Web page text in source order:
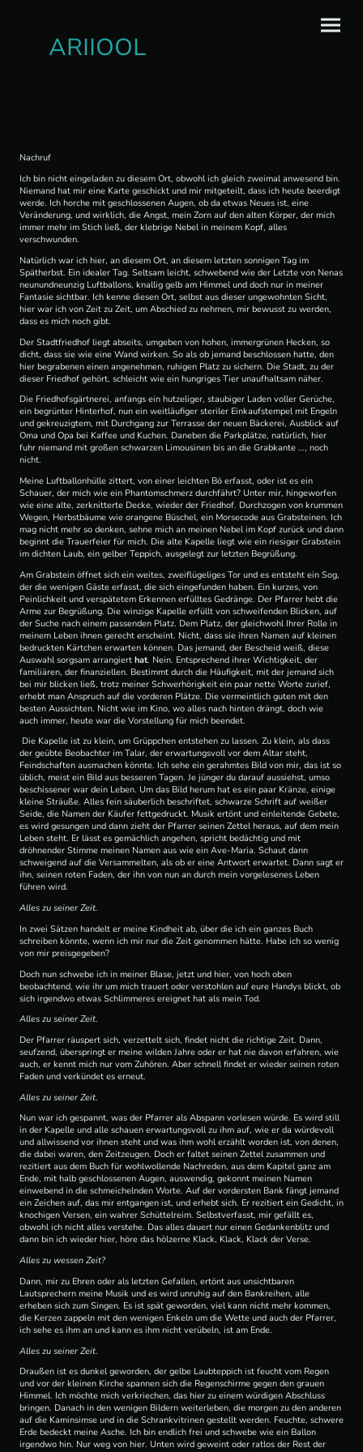
ARIIOOL
Nachruf
Ich bin nicht eingeladen zu diesem Ort, obwohl ich gleich zweimal anwesend bin.
Niemand hat mir eine Karte geschickt und mir mitgeteilt, dass ich heute beerdigt
werde. Ich horche mit geschlossenen Augen, ob da etwas Neues ist, eine
Veränderung, und wirklich, die Angst, mein Zorn auf den alten Körper, der mich
immer mehr im Stich ließ, der klebrige Nebel in meinem Kopf, alles
verschwunden.
Natürlich war ich hier, an diesem Ort, an diesem letzten sonnigen Tag im
Spätherbst. Ein idealer Tag. Seltsam leicht, schwebend wie der Letzte von Nenas
neunundneunzig Luftballons, knallig gelb am Himmel und doch nur in meiner
Fantasie sichtbar. Ich kenne diesen Ort, selbst aus dieser ungewohnten Sicht,
hier war ich von Zeit zu Zeit, um Abschied zu nehmen, mir bewusst zu werden,
dass es mich noch gibt.
Der Stadtfriedhof liegt abseits, umgeben von hohen, immergrünen Hecken, so
dicht, dass sie wie eine Wand wirken. So als ob jemand beschlossen hatte, den
hier begrabenen einen angenehmen, ruhigen Platz zu sichern. Die Stadt, zu der
dieser Friedhof gehört, schleicht wie ein hungriges Tier unaufhaltsam näher.
Die Friedhofsgärtnerei, anfangs ein hutzeliger, staubiger Laden voller Gerüche,
ein begrünter Hinterhof, nun ein weitläufiger steriler Einkaufstempel mit Engeln
und gekreuzigtem, mit Durchgang zur Terrasse der neuen Bäckerei, Ausblick auf
Oma und Opa bei Kaffee und Kuchen. Daneben die Parkplätze, natürlich, hier
fuhr niemand mit großen schwarzen Limousinen bis an die Grabkante …, noch
nicht.
Meine Luftballonhülle zittert, von einer leichten Bö erfasst, oder ist es ein
Schauer, der mich wie ein Phantomschmerz durchfährt? Unter mir, hingeworfen
wie eine alte, zerknitterte Decke, wieder der Friedhof. Durchzogen von krummen
Wegen, Herbstbäume wie orangene Büschel, ein Morsecode aus Grabsteinen. Ich
mag nicht mehr so denken, sehne mich an meinen Nebel im Kopf zurück und dann
beginnt die Trauerfeier für mich. Die alte Kapelle liegt wie ein riesiger Grabstein
im dichten Laub, ein gelber Teppich, ausgelegt zur letzten Begrüßung.
Am Grabstein öffnet sich ein weites, zweiflügeliges Tor und es entsteht ein Sog,
der die wenigen Gäste erfasst, die sich eingefunden haben. Ein kurzes, von
Peinlichkeit und verspätetem Erkennen erfülltes Gedränge. Der Pfarrer hebt die
Arme zur Begrüßung. Die winzige Kapelle erfüllt von schweifenden Blicken, auf
der Suche nach einem passenden Platz. Dem Platz, der gleichwohl Ihrer Rolle in
meinem Leben ihnen gerecht erscheint. Nicht, dass sie ihren Namen auf kleinen
bedruckten Kärtchen erwarten können. Das jemand, der Bescheid weiß, diese
Auswahl sorgsam arrangiert hat. Nein. Entsprechend ihrer Wichtigkeit, der
familiären, der finanziellen. Bestimmt durch die Häufigkeit, mit der jemand sich
bei mir blicken ließ, trotz meiner Schwerhörigkeit ein paar nette Worte zurief,
erhebt man Anspruch auf die vorderen Plätze. Die vermeintlich guten mit den
besten Aussichten. Nicht wie im Kino, wo alles nach hinten drängt, doch wie
auch immer, heute war die Vorstellung für mich beendet.
Die Kapelle ist zu klein, um Grüppchen entstehen zu lassen. Zu klein, als dass
der geübte Beobachter im Talar, der erwartungsvoll vor dem Altar steht,
Feindschaften ausmachen könnte. Ich sehe ein gerahmtes Bild von mir, das ist so
üblich, meist ein Bild aus besseren Tagen. Je jünger du darauf aussiehst, umso
beschissener war dein Leben. Um das Bild herum hat es ein paar Kränze, einige
kleine Sträuße. Alles fein säuberlich beschriftet, schwarze Schrift auf weißer
Seide, die Namen der Käufer fettgedruckt. Musik ertönt und einleitende Gebete,
es wird gesungen und dann zieht der Pfarrer seinen Zettel heraus, auf dem mein
Leben steht. Er lässt es gemächlich angehen, spricht bedächtig und mit
dröhnender Stimme meinen Namen aus wie ein Ave-Maria. Schaut dann
schweigend auf die Versammelten, als ob er eine Antwort erwartet. Dann sagt er
ihn, seinen roten Faden, der ihn von nun an durch mein vorgelesenes Leben
führen wird.
Alles zu seiner Zeit.
In zwei Sätzen handelt er meine Kindheit ab, über die ich ein ganzes Buch
schreiben könnte, wenn ich mir nur die Zeit genommen hätte. Habe ich so wenig
von mir preisgegeben?
Doch nun schwebe ich in meiner Blase, jetzt und hier, von hoch oben
beobachtend, wie ihr um mich trauert oder verstohlen auf eure Handys blickt, ob
sich irgendwo etwas Schlimmeres ereignet hat als mein Tod.
Alles zu seiner Zeit.
Der Pfarrer räuspert sich, verzettelt sich, findet nicht die richtige Zeit. Dann,
seufzend, überspringt er meine wilden Jahre oder er hat nie davon erfahren, wie
auch, er kennt mich nur vom Zuhören. Aber schnell findet er wieder seinen roten
Faden und verkündet es erneut.
Alles zu seiner Zeit.
Nun war ich gespannt, was der Pfarrer als Abspann vorlesen würde. Es wird still
in der Kapelle und alle schauen erwartungsvoll zu ihm auf, wie er da würdevoll
und allwissend vor ihnen steht und was ihm wohl erzählt worden ist, von denen,
die dabei waren, den Zeitzeugen. Doch er faltet seinen Zettel zusammen und
rezitiert aus dem Buch für wohlwollende Nachreden, aus dem Kapitel ganz am
Ende, mit halb geschlossenen Augen, auswendig, gekonnt meinen Namen
einwebend in die schmeichelnden Worte. Auf der vordersten Bank fängt jemand
ein Zeichen auf, das mir entgangen ist, und erhebt sich. Er rezitiert ein Gedicht, in
knochigen Versen, ein wahrer Schüttelreim. Selbstverfasst, mir gefällt es,
obwohl ich nicht alles verstehe. Das alles dauert nur einen Gedankenblitz und
dann bin ich wieder hier, höre das hölzerne Klack, Klack, Klack der Verse.
Alles zu wessen Zeit?
Dann, mir zu Ehren oder als letzten Gefallen, ertönt aus unsichtbaren
Lautsprechern meine Musik und es wird unruhig auf den Bankreihen, alle
erheben sich zum Singen. Es ist spät geworden, viel kann nicht mehr kommen,
die Kerzen zappeln mit den wenigen Enkeln um die Wette und auch der Pfarrer,
ich sehe es ihm an und kann es ihm nicht verübeln, ist am Ende.
Alles zu seiner Zeit.
Draußen ist es dunkel geworden, der gelbe Laubteppich ist feucht vom Regen
und vor der kleinen Kirche spannen sich die Regenschirme gegen den grauen
Himmel. Ich möchte mich verkriechen, das hier zu einem würdigen Abschluss
bringen. Danach in den wenigen Bildern weiterleben, die morgen zu den anderen
auf die Kaminsimse und in die Schrankvitrinen gestellt werden. Feuchte, schwere
Erde bedeckt meine Asche. Ich bin endlich frei und schwebe wie ein Ballon
irgendwo hin. Nur weg von hier. Unten wird geweint oder ratlos der Rest der